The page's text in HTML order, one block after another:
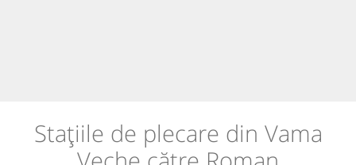
Stațiile de plecare din Vama